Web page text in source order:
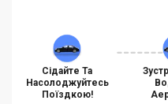
Сідайте Та
Насолоджуйтесь
Поїздкою!